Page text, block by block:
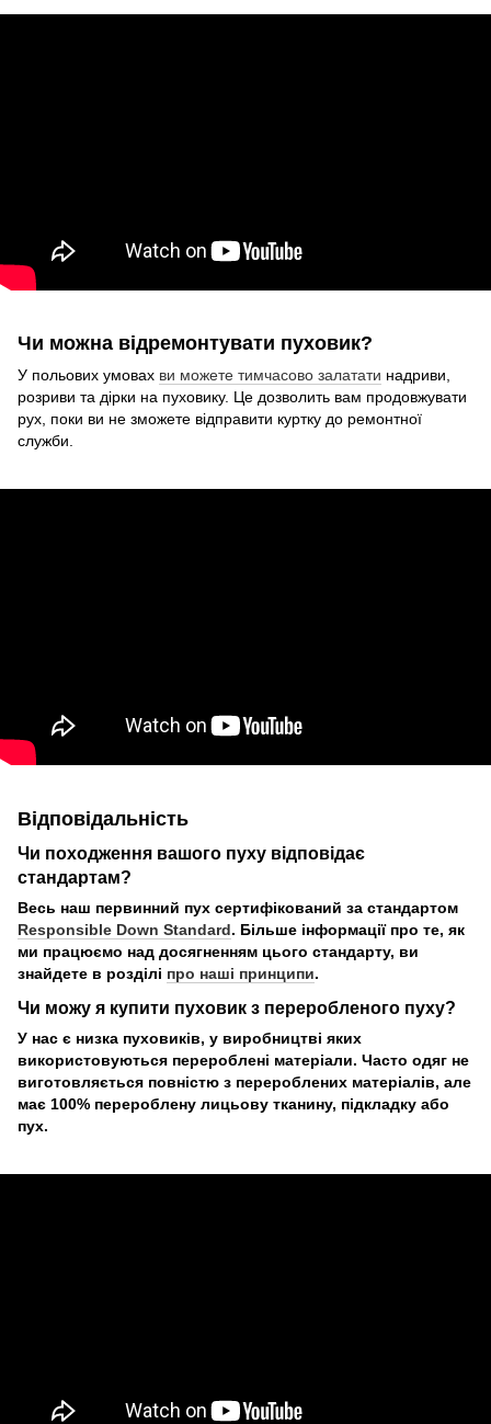
Чи можна відремонтувати пуховик?
У польових умовах ви можете тимчасово залатати надриви,
розриви та дірки на пуховику. Це дозволить вам продовжувати
рух, поки ви не зможете відправити куртку до ремонтної
служби.
Відповідальність
Чи походження вашого пуху відповідає
стандартам?
Весь наш первинний пух сертифікований за стандартом
Responsible Down Standard. Більше інформації про те, як
ми працюємо над досягненням цього стандарту, ви
знайдете в розділі про наші принципи.
Чи можу я купити пуховик з переробленого пуху?
У нас є низка пуховиків, у виробництві яких
використовуються перероблені матеріали. Часто одяг не
виготовляється повністю з перероблених матеріалів, але
має 100% перероблену лицьову тканину, підкладку або
пух.